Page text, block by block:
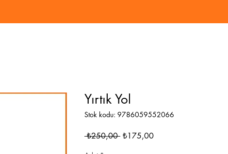
Yırtık Yol
Stok kodu: 9786059552066
₺250,00 Normal
₺175,00İndirimli